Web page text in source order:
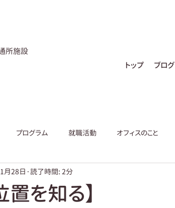
所施設
トップ ブログ
プログラム 就職活動 オフィスのこと
置を知る】
月28日 読了時間: 2分